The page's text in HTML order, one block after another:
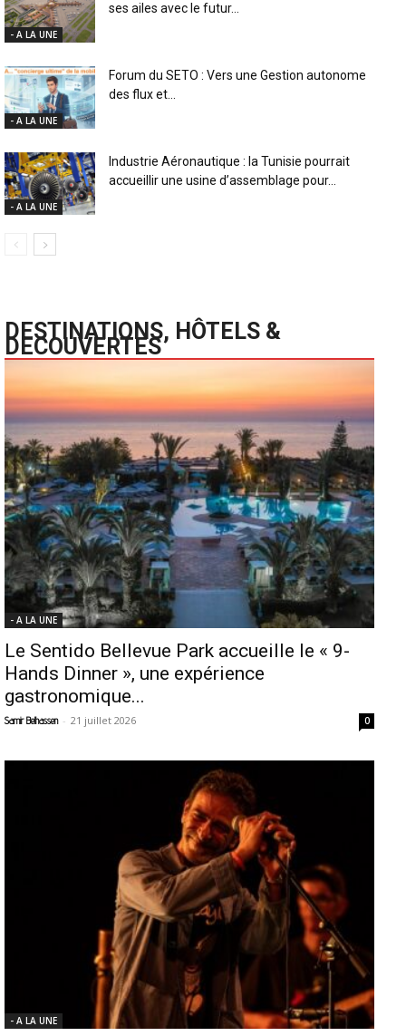
- A LA UNE
ses ailes avec le futur...
- A LA UNE
Forum du SETO : Vers une Gestion autonome
des flux et...
- A LA UNE
Industrie Aéronautique : la Tunisie pourrait
accueillir une usine d’assemblage pour...
DESTINATIONS, HÔTELS &
DECOUVERTES
- A LA UNE
Le Sentido Bellevue Park accueille le « 9-
Hands Dinner », une expérience
gastronomique...
Samir Belhassen - 21 juillet 2026 0
- A LA UNE